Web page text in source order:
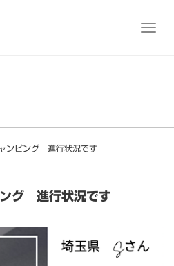
メ
ンピング 進行状況です
グ 進行状況です